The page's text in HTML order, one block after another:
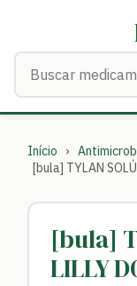
Início ›
[bula] TYLAN
[bula]
LILLY